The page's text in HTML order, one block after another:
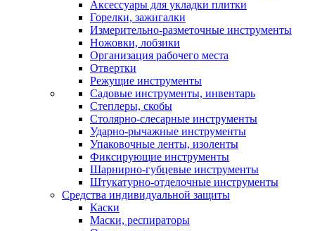
Аксессуары для укладки плитки
Горелки, зажигалки
Измерительно-разметочные инструменты
Ножовки, лобзики
Организация рабочего места
Отвертки
Режущие инструменты
Садовые инструменты, инвентарь
Степлеры, скобы
Столярно-слесарные инструменты
Ударно-рычажные инструменты
Упаковочные ленты, изоленты
Фиксирующие инструменты
Шарнирно-губцевые инструменты
Штукатурно-отделочные инструменты
Средства индивидуальной защиты
Каски
Маски, респираторы